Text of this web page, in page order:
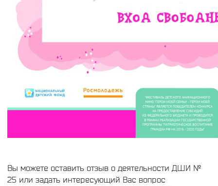
Вы можете оставить отзыв о деятельности ДШИ №
25 или задать интересующий Вас вопрос